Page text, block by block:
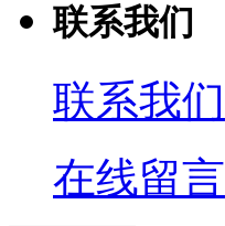
联系我们
联系我们
在线留言